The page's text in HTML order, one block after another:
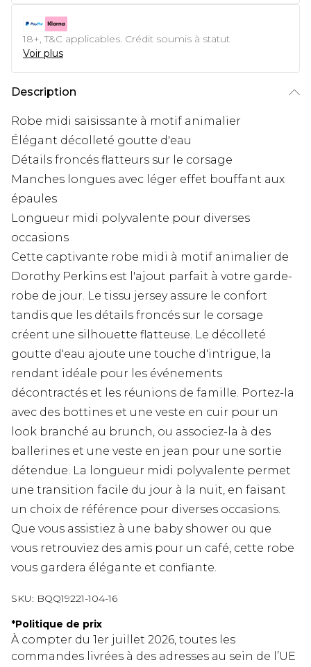
18+, T&C applicables. Crédit soumis à statut
Voir plus
Description
Robe midi saisissante à motif animalier
Élégant décolleté goutte d'eau
Détails froncés flatteurs sur le corsage
Manches longues avec léger effet bouffant aux
épaules
Longueur midi polyvalente pour diverses
occasions
Cette captivante robe midi à motif animalier de
Dorothy Perkins est l'ajout parfait à votre garde-
robe de jour. Le tissu jersey assure le confort
tandis que les détails froncés sur le corsage
créent une silhouette flatteuse. Le décolleté
goutte d'eau ajoute une touche d'intrigue, la
rendant idéale pour les événements
décontractés et les réunions de famille. Portez-la
avec des bottines et une veste en cuir pour un
look branché au brunch, ou associez-la à des
ballerines et une veste en jean pour une sortie
détendue. La longueur midi polyvalente permet
une transition facile du jour à la nuit, en faisant
un choix de référence pour diverses occasions.
Que vous assistiez à une baby shower ou que
vous retrouviez des amis pour un café, cette robe
vous gardera élégante et confiante.
SKU: BQQ19221-104-16
*Politique de prix
À compter du 1er juillet 2026, toutes les
commandes livrées à des adresses au sein de l’UE